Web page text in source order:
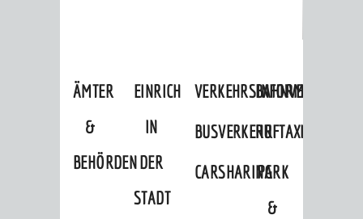
ÄMTER
&
BEHÖRDEN
EINRICHTUNGEN
IN
DER
STADT
VERKEHRSINFORMATIONEN
BAHNVERKEHR
BUSVERKEHRRUFTAXI
CARSHARINGPARK
&